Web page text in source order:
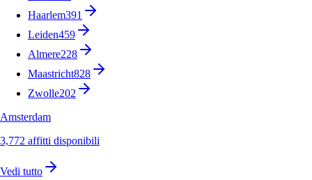
Haarlem391
Leiden459
Almere228
Maastricht828
Zwolle202
Amsterdam
3,772 affitti disponibili
Vedi tutto